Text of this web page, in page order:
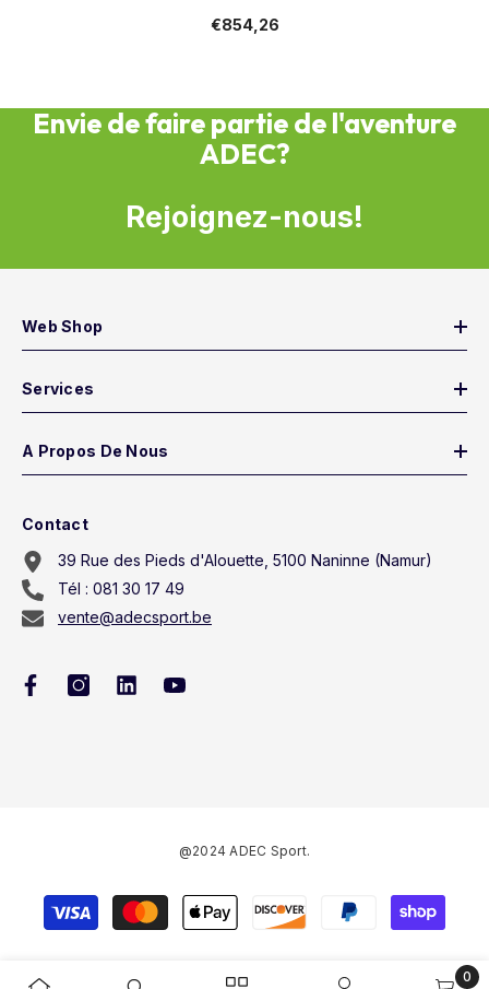
€854,26
Envie de faire partie de l'aventure
ADEC?
Rejoignez-nous!
Web Shop
Services
A Propos De Nous
Contact
39 Rue des Pieds d'Alouette, 5100 Naninne (Namur)
Tél : 081 30 17 49
vente@adecsport.be
@2024 ADEC Sport.
Méthodes
0